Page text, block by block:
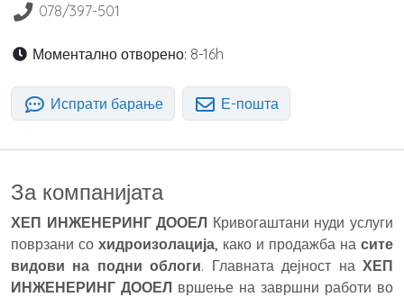
078/397-501
Моментално отворено: 8-16h
Испрати барање Е-пошта
За компанијата
ХЕП ИНЖЕНЕРИНГ ДООЕЛ Кривогаштани нуди услуги
поврзани со хидроизолација, како и продажба на сите
видови на подни облоги. Главната дејност наХЕП
ИНЖЕНЕРИНГ ДООЕЛ вршење на завршни работи во